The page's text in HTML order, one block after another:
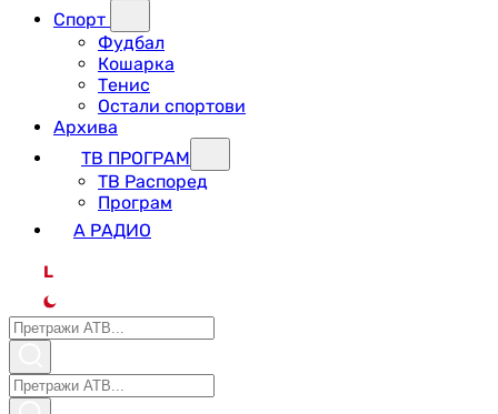
Спорт
Фудбал
Кошарка
Тенис
Остали спортови
Архива
ТВ ПРОГРАМ
ТВ Распоред
Програм
А РАДИО
L